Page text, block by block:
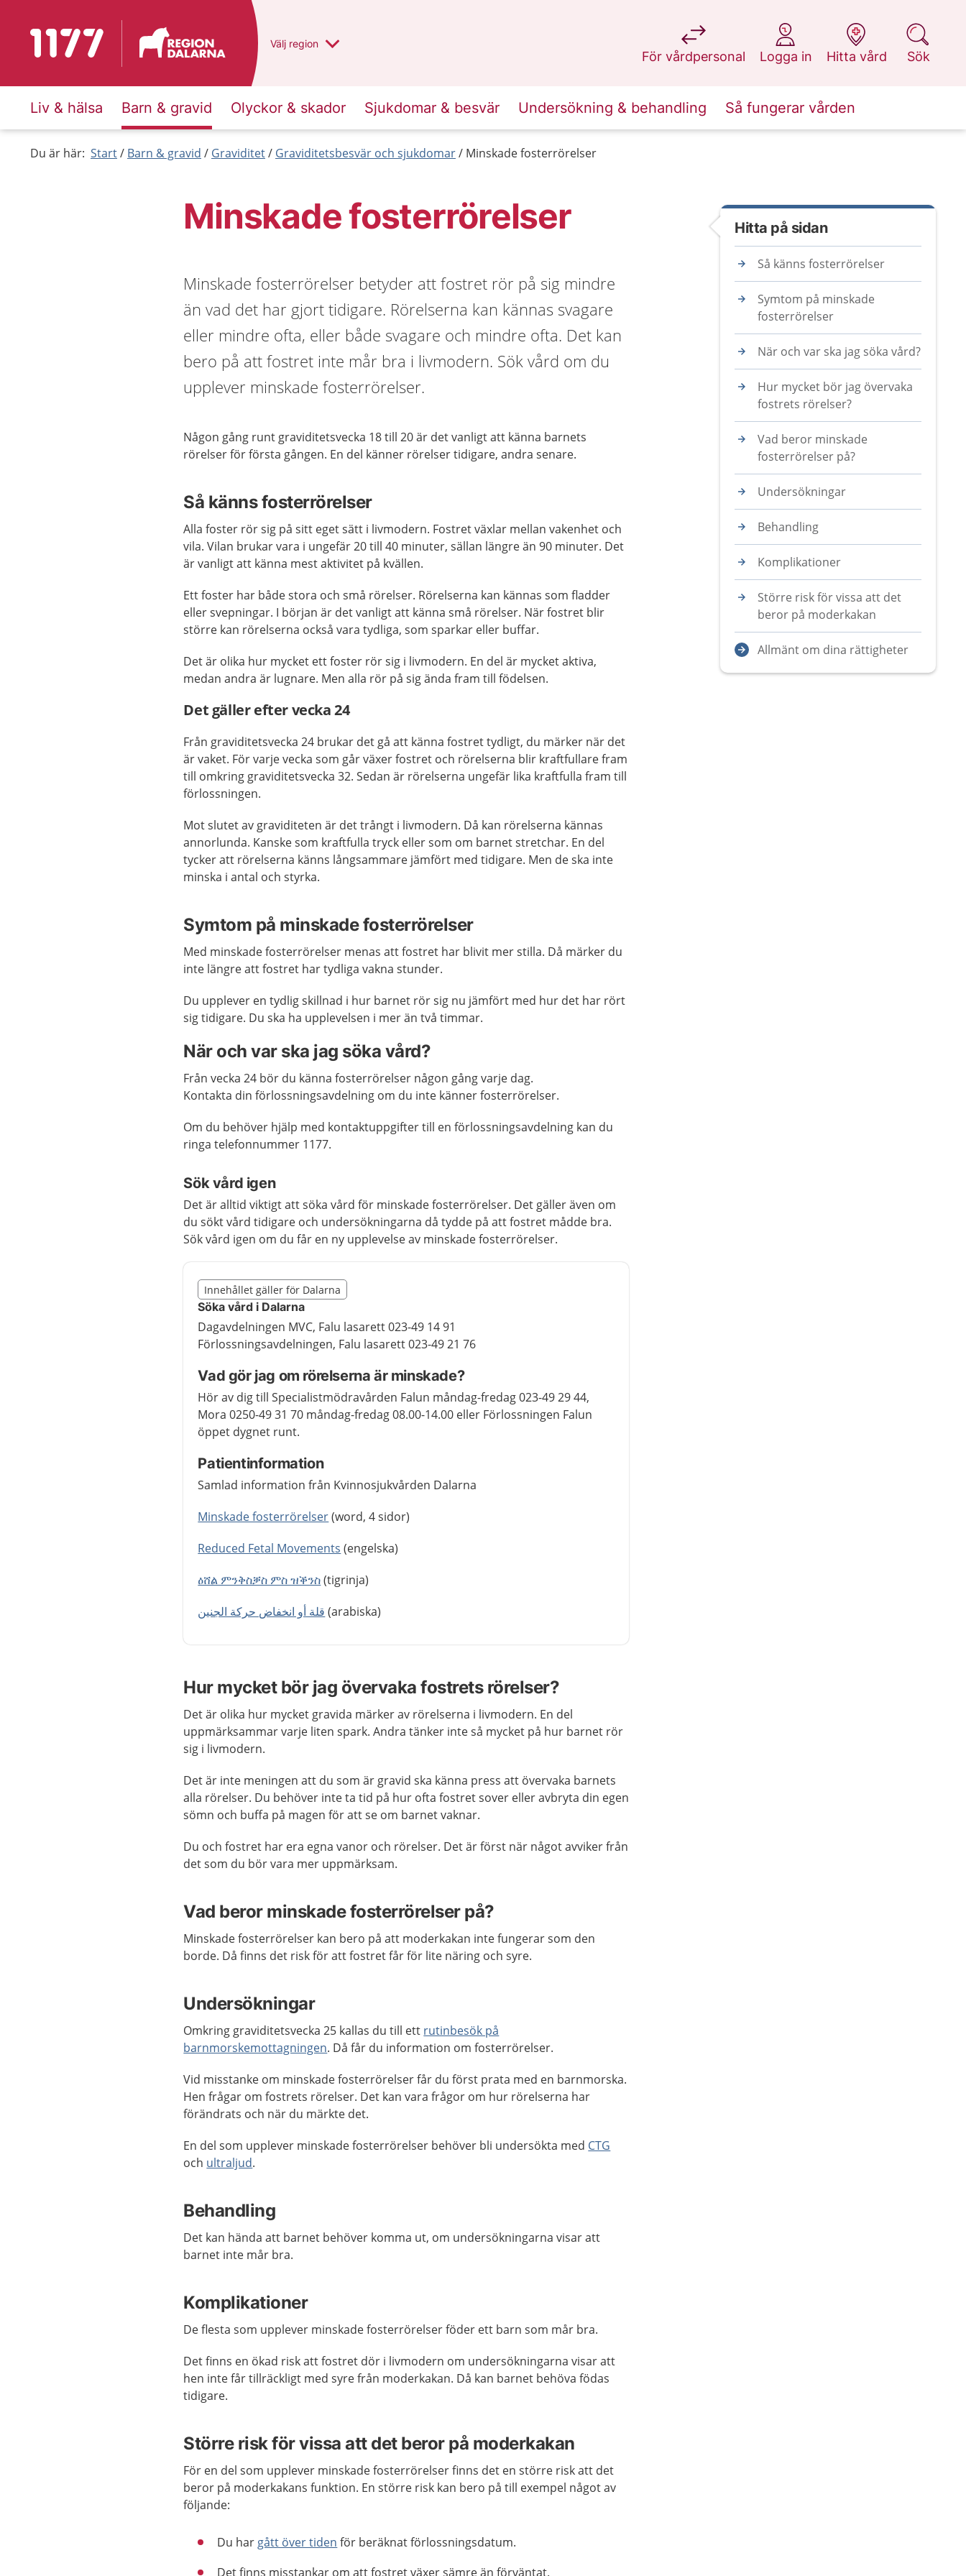
Till startsidan för 1177 Du har valt region
Välj en annan
region
För vårdpersonal
på 1177.se
Logga in
på 1177.se
Hitta vård
på 1177.se
Sök
på 1177.se
Liv & hälsa Barn & gravid Olyckor & skador Sjukdomar & besvär Undersökning & behandling Så fungerar vården
Du är här: Start Barn & gravid Graviditet Graviditetsbesvär och sjukdomar Minskade fosterrörelser
Minskade fosterrörelser
Minskade fosterrörelser betyder att fostret rör på sig mindre
än vad det har gjort tidigare. Rörelserna kan kännas svagare
eller mindre ofta, eller både svagare och mindre ofta. Det kan
bero på att fostret inte mår bra i livmodern. Sök vård om du
upplever minskade fosterrörelser.
Någon gång runt graviditetsvecka 18 till 20 är det vanligt att känna barnets
rörelser för första gången. En del känner rörelser tidigare, andra senare.
Så känns fosterrörelser
Alla foster rör sig på sitt eget sätt i livmodern. Fostret växlar mellan vakenhet och
vila. Vilan brukar vara i ungefär 20 till 40 minuter, sällan längre än 90 minuter. Det
är vanligt att känna mest aktivitet på kvällen.
Ett foster har både stora och små rörelser. Rörelserna kan kännas som fladder
eller svepningar. I början är det vanligt att känna små rörelser. När fostret blir
större kan rörelserna också vara tydliga, som sparkar eller buffar.
Det är olika hur mycket ett foster rör sig i livmodern. En del är mycket aktiva,
medan andra är lugnare. Men alla rör på sig ända fram till födelsen.
Det gäller efter vecka 24
Från graviditetsvecka 24 brukar det gå att känna fostret tydligt, du märker när det
är vaket. För varje vecka som går växer fostret och rörelserna blir kraftfullare fram
till omkring graviditetsvecka 32. Sedan är rörelserna ungefär lika kraftfulla fram till
förlossningen.
Mot slutet av graviditeten är det trångt i livmodern. Då kan rörelserna kännas
annorlunda. Kanske som kraftfulla tryck eller som om barnet stretchar. En del
tycker att rörelserna känns långsammare jämfört med tidigare. Men de ska inte
minska i antal och styrka.
Symtom på minskade fosterrörelser
Med minskade fosterrörelser menas att fostret har blivit mer stilla. Då märker du
inte längre att fostret har tydliga vakna stunder.
Du upplever en tydlig skillnad i hur barnet rör sig nu jämfört med hur det har rört
sig tidigare. Du ska ha upplevelsen i mer än två timmar.
När och var ska jag söka vård?
Från vecka 24 bör du känna fosterrörelser någon gång varje dag.
Kontakta din förlossningsavdelning om du inte känner fosterrörelser.
Om du behöver hjälp med kontaktuppgifter till en förlossningsavdelning kan du
ringa telefonnummer 1177.
Sök vård igen
Det är alltid viktigt att söka vård för minskade fosterrörelser. Det gäller även om
du sökt vård tidigare och undersökningarna då tydde på att fostret mådde bra.
Sök vård igen om du får en ny upplevelse av minskade fosterrörelser.
Nedan innehåll gäller region Dalarna
Innehållet gäller för Dalarna
Söka vård i Dalarna
Dagavdelningen MVC, Falu lasarett 023-49 14 91
Förlossningsavdelningen, Falu lasarett 023-49 21 76
Vad gör jag om rörelserna är minskade?
Hör av dig till Specialistmödravården Falun måndag-fredag 023-49 29 44,
Mora 0250-49 31 70 måndag-fredag 08.00-14.00 eller Förlossningen Falun
öppet dygnet runt.
Patientinformation
Samlad information från Kvinnosjukvården Dalarna
Minskade fosterrörelser(word, 4 sidor)
Reduced Fetal Movements (engelska)
ዕሸል ምንቅስቓስ ምስ ዝቕንስ(tigrinja)
قلة أو انخفاض حركة الجنين (arabiska)
Slut på det regionala tillägget från region Dalarna
Hur mycket bör jag övervaka fostrets rörelser?
Det är olika hur mycket gravida märker av rörelserna i livmodern. En del
uppmärksammar varje liten spark. Andra tänker inte så mycket på hur barnet rör
sig i livmodern.
Det är inte meningen att du som är gravid ska känna press att övervaka barnets
alla rörelser. Du behöver inte ta tid på hur ofta fostret sover eller avbryta din egen
sömn och buffa på magen för att se om barnet vaknar.
Du och fostret har era egna vanor och rörelser. Det är först när något avviker från
det som du bör vara mer uppmärksam.
Vad beror minskade fosterrörelser på?
Minskade fosterrörelser kan bero på att moderkakan inte fungerar som den
borde. Då finns det risk för att fostret får för lite näring och syre.
Undersökningar
Omkring graviditetsvecka 25 kallas du till ett rutinbesök på
barnmorskemottagningen. Då får du information om fosterrörelser.
Vid misstanke om minskade fosterrörelser får du först prata med en barnmorska.
Hen frågar om fostrets rörelser. Det kan vara frågor om hur rörelserna har
förändrats och när du märkte det.
En del som upplever minskade fosterrörelser behöver bli undersökta med CTG
och ultraljud.
Behandling
Det kan hända att barnet behöver komma ut, om undersökningarna visar att
barnet inte mår bra.
Komplikationer
De flesta som upplever minskade fosterrörelser föder ett barn som mår bra.
Det finns en ökad risk att fostret dör i livmodern om undersökningarna visar att
hen inte får tillräckligt med syre från moderkakan. Då kan barnet behöva födas
tidigare.
Större risk för vissa att det beror på moderkakan
För en del som upplever minskade fosterrörelser finns det en större risk att det
beror på moderkakans funktion. En större risk kan bero på till exempel något av
följande:
Du har gått över tiden för beräknat förlossningsdatum.
Det finns misstankar om att fostret växer sämre än förväntat.
Hitta på sidan
Så känns fosterrörelser
Symtom på minskade
fosterrörelser
När och var ska jag söka vård?
Hur mycket bör jag övervaka
fostrets rörelser?
Vad beror minskade
fosterrörelser på?
Undersökningar
Behandling
Komplikationer
Större risk för vissa att det
beror på moderkakan
Allmänt om dina rättigheter